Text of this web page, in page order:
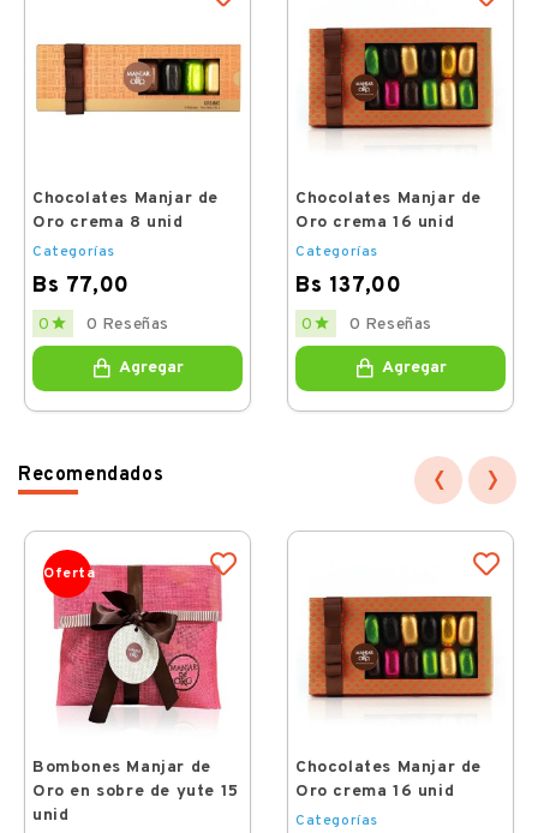
Chocolates Manjar de
Oro crema 8 unid
Categorías
Bs 77,00
Price
0  0 Reseñas
Agregar
Chocolates Manjar de
Oro crema 16 unid
Categorías
Bs 137,00
Price
0  0 Reseñas
Agregar
Recomendados
Oferta
Bombones Manjar de
Oro en sobre de yute 15
unid
Chocolates Manjar de
Oro crema 16 unid
Categorías
‹ ›